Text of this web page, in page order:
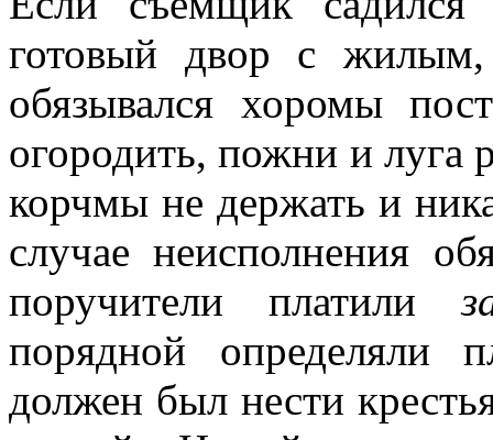
готовый двор с жилым,
обязывался хоромы
огородить, пожни и луга
корчмы не держать и
случае неисполнения
поручители платили
порядной определяли
должен был нести